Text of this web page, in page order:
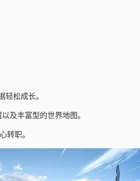
松成长。
及丰富型的世界地图。
转职。